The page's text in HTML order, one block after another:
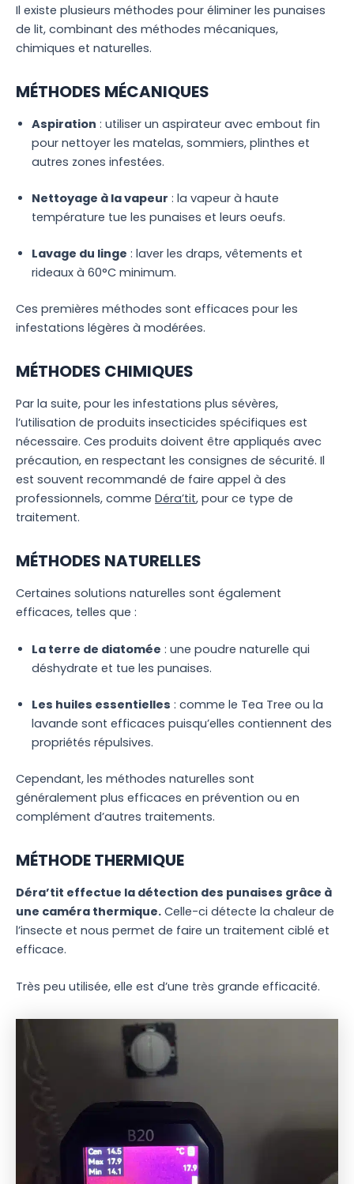
Il existe plusieurs méthodes pour éliminer les punaises
de lit, combinant des méthodes mécaniques,
chimiques et naturelles.
MÉTHODES MÉCANIQUES
Aspiration : utiliser un aspirateur avec embout fin
pour nettoyer les matelas, sommiers, plinthes et
autres zones infestées.
Nettoyage à la vapeur : la vapeur à haute
température tue les punaises et leurs oeufs.
Lavage du linge : laver les draps, vêtements et
rideaux à 60°C minimum.
Ces premières méthodes sont efficaces pour les
infestations légères à modérées.
MÉTHODES CHIMIQUES
Par la suite, pour les infestations plus sévères,
l’utilisation de produits insecticides spécifiques est
nécessaire. Ces produits doivent être appliqués avec
précaution, en respectant les consignes de sécurité. Il
est souvent recommandé de faire appel à des
professionnels, comme Déra’tit, pour ce type de
traitement.
MÉTHODES NATURELLES
Certaines solutions naturelles sont également
efficaces, telles que :
La terre de diatomée : une poudre naturelle qui
déshydrate et tue les punaises.
Les huiles essentielles : comme le Tea Tree ou la
lavande sont efficaces puisqu’elles contiennent des
propriétés répulsives.
Cependant, les méthodes naturelles sont
généralement plus efficaces en prévention ou en
complément d’autres traitements.
MÉTHODE THERMIQUE
Déra’tit effectue la détection des punaises grâce à
une caméra thermique. Celle-ci détecte la chaleur de
l’insecte et nous permet de faire un traitement ciblé et
efficace.
Très peu utilisée, elle est d’une très grande efficacité.